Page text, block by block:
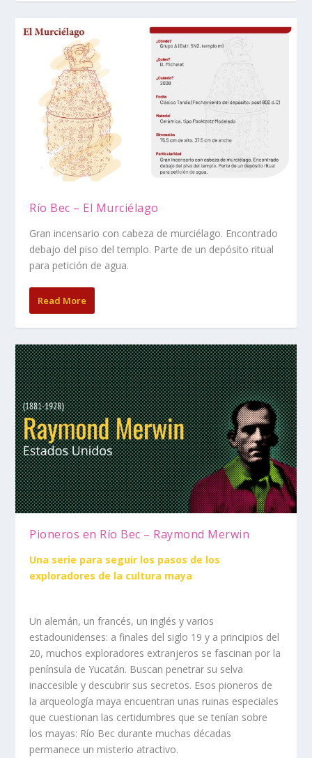
Río Bec – El Murciélago
Gran incensario con cabeza de murciélago. Encontrado
debajo del piso del templo. Parte de un depósito ritual
para petición de agua.
Read More
Pioneros en Río Bec – Raymond Merwin
Una serie para seguir los pasos de los
exploradores de la cultura maya
Un alemán, un francés, un inglés y varios
estadounidenses: a finales del siglo 19 y a principios del
20, muchos exploradores extranjeros se fascinan por la
península de Yucatán. Buscan penetrar su selva
inaccesible y descubrir sus secretos. Esos pioneros de
la arqueología maya encuentran unas ruinas especiales
que cuestionan las certidumbres que se tenían sobre
los mayas: Río Bec durante muchas décadas
permanece un misterio atractivo.